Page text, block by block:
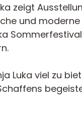
zeigt
und
Luka viel zu